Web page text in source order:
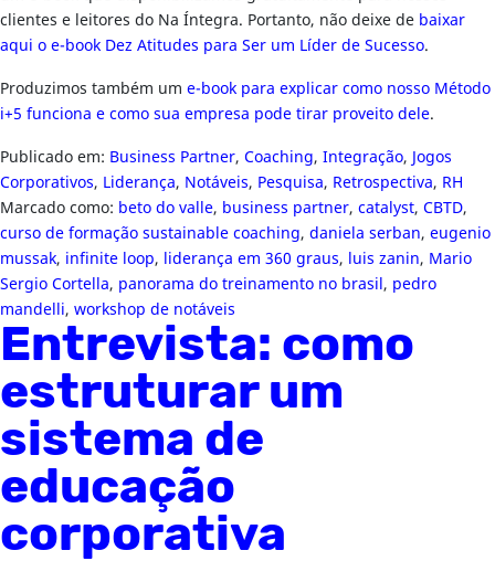
clientes e leitores do Na Íntegra. Portanto, não deixe de baixar
aqui o e-book Dez Atitudes para Ser um Líder de Sucesso.
Produzimos também um e-book para explicar como nosso Método
i+5 funciona e como sua empresa pode tirar proveito dele.
Publicado em: Business Partner, Coaching, Integração, Jogos
Corporativos, Liderança, Notáveis, Pesquisa, Retrospectiva, RH
Marcado como: beto do valle, business partner, catalyst, CBTD,
curso de formação sustainable coaching, daniela serban, eugenio
mussak, infinite loop, liderança em 360 graus, luis zanin, Mario
Sergio Cortella, panorama do treinamento no brasil, pedro
mandelli, workshop de notáveis
Entrevista: como
estruturar um
sistema de
educação
corporativa